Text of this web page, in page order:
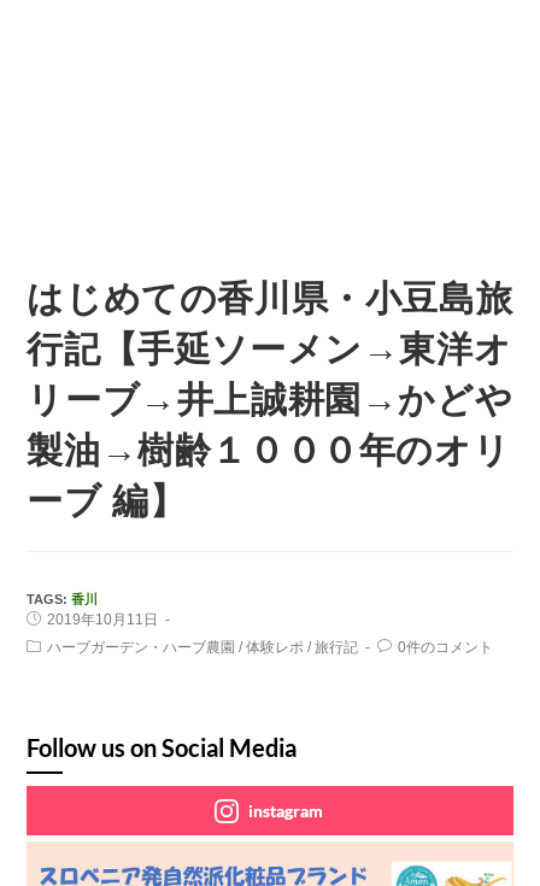
はじめての香川県・小豆島旅
行記【手延ソーメン→東洋オ
リーブ→井上誠耕園→かどや
製油→樹齢１０００年のオリ
ーブ 編】
TAGS:香川
2019年10月11日
ハーブガーデン・ハーブ農園 / 体験レポ / 旅行記 0件のコメント
Follow us on Social Media
instagram